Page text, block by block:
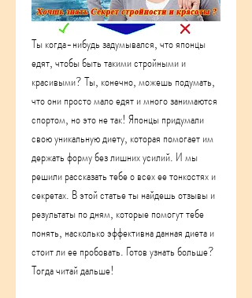
Ты когда-нибудь задумывался, что японцы
едят, чтобы быть такими стройными и
красивыми? Ты, конечно, можешь подумать,
что они просто мало едят и много занимаются
спортом, но это не так! Японцы придумали
свою уникальную диету, которая помогает им
держать форму без лишних усилий. И мы
решили рассказать тебе о всех ее тонкостях и
секретах. В этой статье ты найдешь отзывы и
результаты по дням, которые помогут тебе
понять, насколько эффективна данная диета и
стоит ли ее пробовать. Готов узнать больше?
Тогда читай дальше!